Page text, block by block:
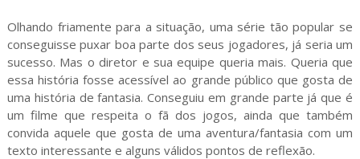
Olhando friamente para a situação, uma série tão popular se
conseguisse puxar boa parte dos seus jogadores, já seria um
sucesso. Mas o diretor e sua equipe queria mais. Queria que
essa história fosse acessível ao grande público que gosta de
uma história de fantasia. Conseguiu em grande parte já que é
um filme que respeita o fã dos jogos, ainda que também
convida aquele que gosta de uma aventura/fantasia com um
texto interessante e alguns válidos pontos de reflexão.